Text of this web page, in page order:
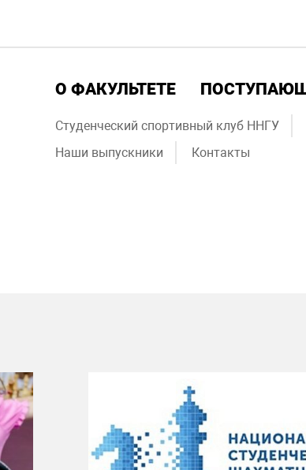
О ФАКУЛЬТЕТЕ
Студенческий спортивный клуб ННГУ
Наши выпускники
Контакты